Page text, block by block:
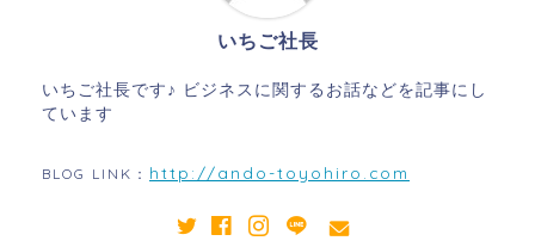
いちご社長
いちご社長です♪ ビジネスに関するお話などを記事にし
ています
BLOG LINK： http://ando-toyohiro.com